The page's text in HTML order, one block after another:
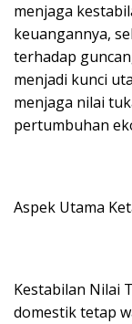
menjaga
keuangannya,
terhadap
menjadi kunci
menjaga nilai
pertumbuhan
Aspek Utama
Kestabilan Nilai
domestik tetap